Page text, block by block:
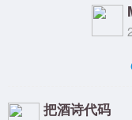
把酒诗代码